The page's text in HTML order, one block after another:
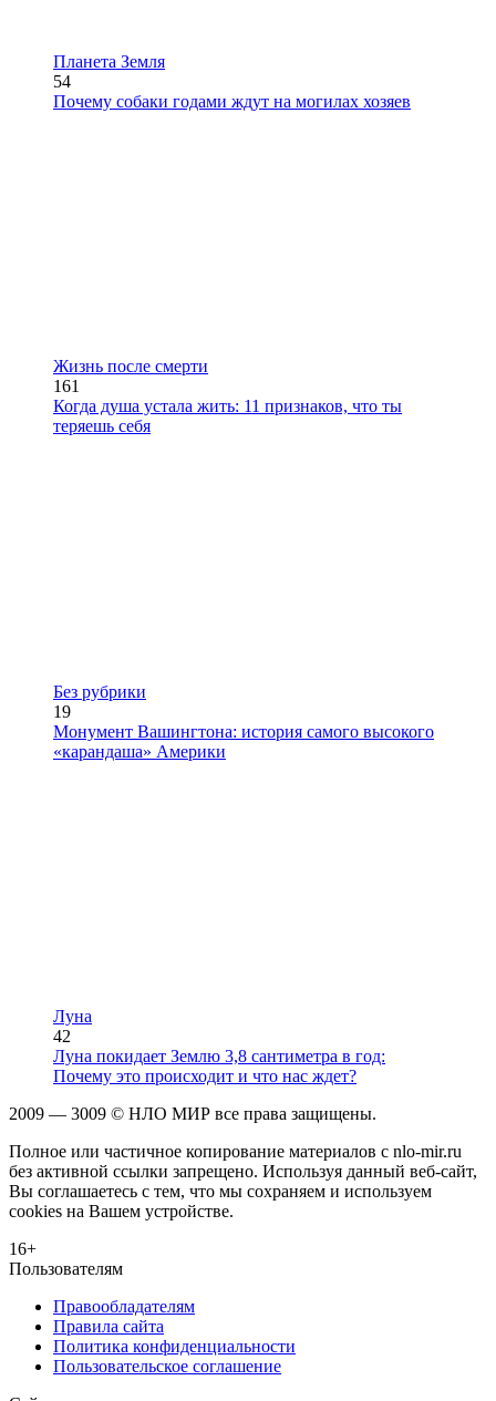
Планета Земля
54
Почему собаки годами ждут на могилах хозяев
Жизнь после смерти
161
Когда душа устала жить: 11 признаков, что ты
теряешь себя
Без рубрики
19
Монумент Вашингтона: история самого высокого
«карандаша» Америки
Луна
42
Луна покидает Землю 3,8 сантиметра в год:
Почему это происходит и что нас ждет?
2009 — 3009 © НЛО МИР все права защищены.
Полное или частичное копирование материалов с nlo-mir.ru
без активной ссылки запрещено. Используя данный веб-сайт,
Вы соглашаетесь с тем, что мы сохраняем и используем
cookies на Вашем устройстве.
16+
Пользователям
Правообладателям
Правила сайта
Политика конфиденциальности
Пользовательское соглашение